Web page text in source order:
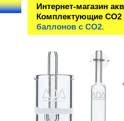
Интернет-магазин
Комплектующие СО2
баллонов с СО2.